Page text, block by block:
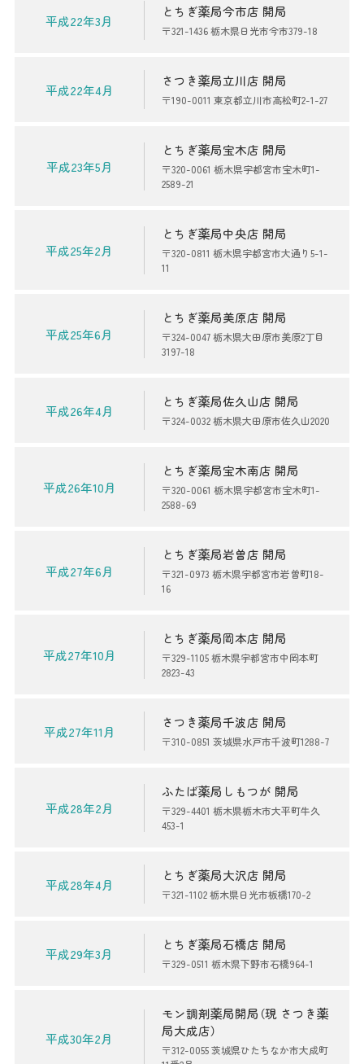
平成22年3月
とちぎ薬局今市店 開局
〒321-1436 栃木県日光市今市379-18
平成22年4月
さつき薬局立川店 開局
〒190-0011 東京都立川市高松町2-1-27
平成23年5月
とちぎ薬局宝木店 開局
〒320-0061 栃木県宇都宮市宝木町1-
2589-21
平成25年2月
とちぎ薬局中央店 開局
〒320-0811 栃木県宇都宮市大通り5-1-
11
平成25年6月
とちぎ薬局美原店 開局
〒324-0047 栃木県大田原市美原2丁目
3197-18
平成26年4月
とちぎ薬局佐久山店 開局
〒324-0032 栃木県大田原市佐久山2020
平成26年10月
とちぎ薬局宝木南店 開局
〒320-0061 栃木県宇都宮市宝木町1-
2588-69
平成27年6月
とちぎ薬局岩曽店 開局
〒321-0973 栃木県宇都宮市岩曽町18-
16
平成27年10月
とちぎ薬局岡本店 開局
〒329-1105 栃木県宇都宮市中岡本町
2823-43
平成27年11月
さつき薬局千波店 開局
〒310-0851 茨城県水戸市千波町1288-7
平成28年2月
ふたば薬局しもつが 開局
〒329-4401 栃木県栃木市大平町牛久
453-1
平成28年4月
とちぎ薬局大沢店 開局
〒321-1102 栃木県日光市板橋170-2
平成29年3月
とちぎ薬局石橋店 開局
〒329-0511 栃木県下野市石橋964-1
平成30年2月
モン調剤薬局開局（現 さつき薬
局大成店）
〒312-0055 茨城県ひたちなか市大成町